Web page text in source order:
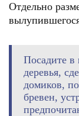
Отдельно
Посадите в
деревья,
домиков,
бревен,